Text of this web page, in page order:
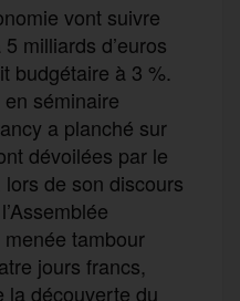
vont suivre
milliards d’euros
budgétaire à 3 %.
séminaire
a planché sur
dévoilées par le
de son discours
tambour
jours francs,
la découverte du